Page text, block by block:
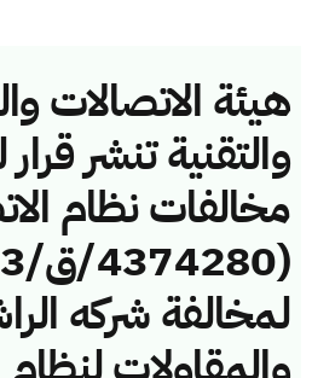
هيئة الاتصالات
والتقنية تنشر
مخالفات نظام
لمخالفة شركه